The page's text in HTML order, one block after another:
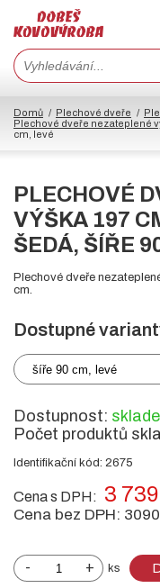
Domů Plechové dveře
Plechové dveře nezateplené
cm, levé
PLECHOVÉ
VÝŠKA 197
ŠEDÁ, ŠÍŘE
Plechové dveře
cm.
Dostupné
šíře 90 cm, levé
Dostupnost:
Počet produktů
Identifikační kód: 2675
Cena s DPH: 3
Cena bez DPH:
- + ks